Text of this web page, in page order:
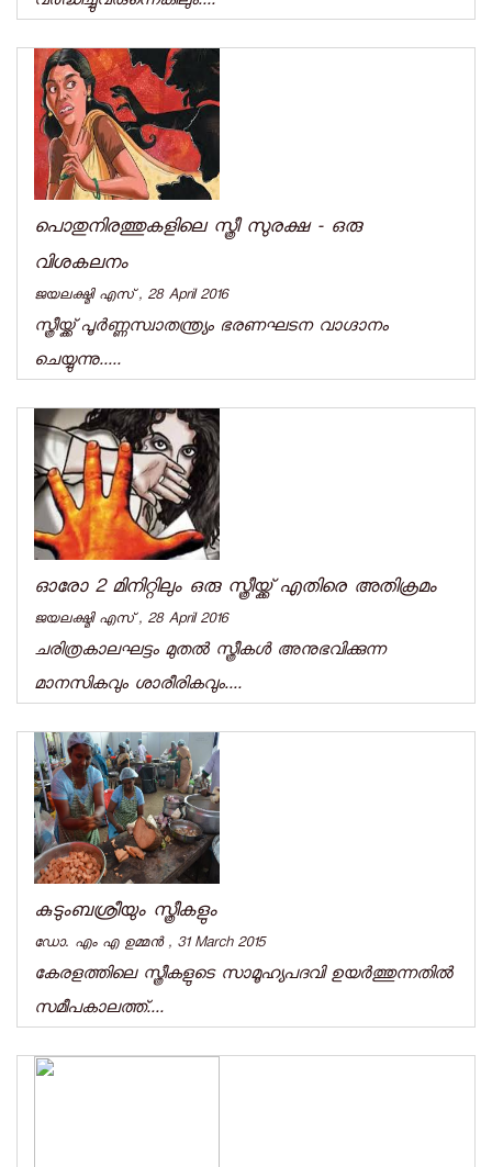
പൊതുനിരത്തുകളിലെ സ്ത്രീ സുരക്ഷ - ഒരു
വിശകലനം
ജയലക്ഷ്മി എസ് , 28 April 2016
സ്ത്രീയ്ക്ക് പൂര്‍ണ്ണസ്വാതന്ത്ര്യം ഭരണഘടന വാഗ്ദാനം
ചെയ്യുന്നു.....
ഓരോ 2 മിനിറ്റിലും ഒരു സ്ത്രീയ്ക്ക് എതിരെ അതിക്രമം
ജയലക്ഷ്മി എസ് , 28 April 2016
ചരിത്രകാലഘട്ടം മുതല്‍ സ്ത്രീകള്‍ അനുഭവിക്കുന്ന
മാനസികവും ശാരീരികവും....
കുടുംബശ്രീയും സ്ത്രീകളും
ഡോ. എം എ ഉമ്മന്‍ , 31 March 2015
കേരളത്തിലെ സ്ത്രീകളുടെ സാമൂഹ്യപദവി ഉയര്‍ത്തുന്നതില്‍
സമീപകാലത്ത്....